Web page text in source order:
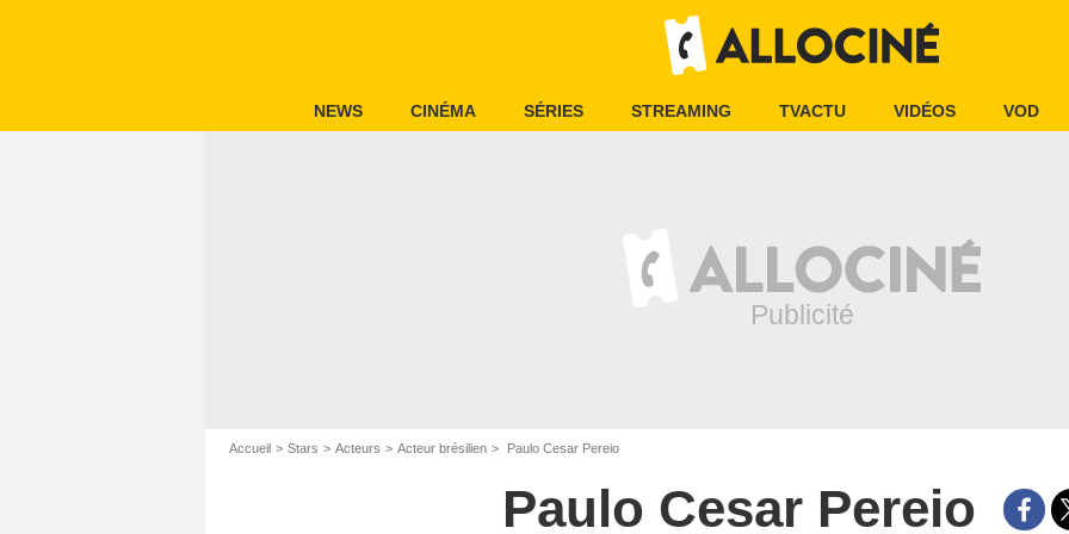
NEWS CINÉMA SÉRIES STREAMING TVACTU VIDÉOS VOD
Accueil Stars Acteurs Acteur brésilien Paulo Cesar Pereio
Paulo Cesar Pereio